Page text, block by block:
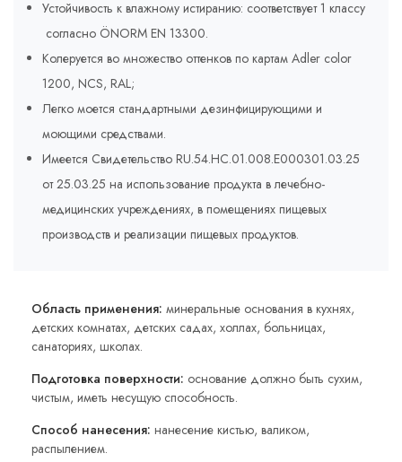
Устойчивость к влажному истиранию: соответствует 1 классу
согласно ÖNORM EN 13300.
Колеруется во множество оттенков по картам Adler соlor
1200, NCS, RAL;
Легко моется стандартными дезинфицирующими и
моющими средствами.
Имеется Свидетельство RU.54.HC.01.008.E000301.03.25
от 25.03.25 на использование продукта в лечебно-
медицинских учреждениях, в помещениях пищевых
производств и реализации пищевых продуктов.
Область применения: минеральные основания в кухнях,
детских комнатах, детских садах, холлах, больницах,
санаториях, школах.
Подготовка поверхности: основание должно быть сухим,
чистым, иметь несущую способность.
Способ нанесения: нанесение кистью, валиком,
распылением.